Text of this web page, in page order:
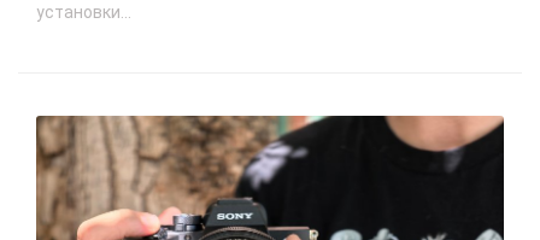
установки...